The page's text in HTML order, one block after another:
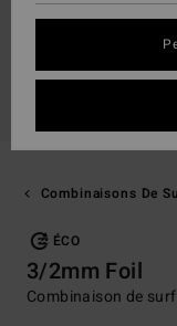
Combinaisons De
ÉCO
3/2mm Foil
Combinaison de